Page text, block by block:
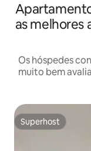
as melhores
Os hóspedes
muito bem
Superhost
Superhost